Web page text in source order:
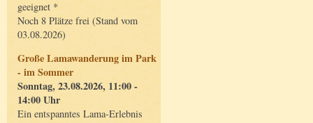
geeignet *
Noch 8 Plätze frei (Stand vom
03.08.2026)
Große Lamawanderung im Park
- im Sommer
Sonntag, 23.08.2026, 11:00 -
14:00 Uhr
Ein entspanntes Lama-Erlebnis